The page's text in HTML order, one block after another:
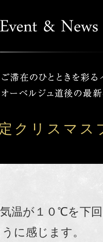
クリスマ
温が１０℃を下
に感じます。